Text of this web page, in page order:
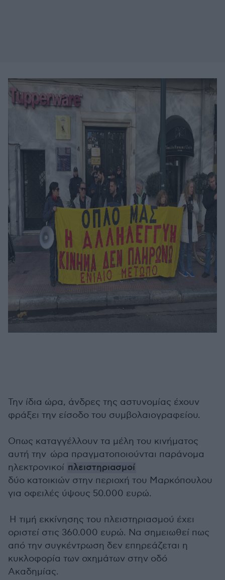
Την ίδια ώρα, άνδρες της αστυνομίας έχουν
φράξει την είσοδο του συμβολαιογραφείου.
Οπως καταγγέλλουν τα μέλη του κινήματος
αυτή την ώρα πραγματοποιούνται παράνομα
ηλεκτρονικοί πλειστηριασμοί
δύο κατοικιών στην περιοχή του Μαρκόπουλου
για οφειλές ύψους 50.000 ευρώ.
Η τιμή εκκίνησης του πλειστηριασμού έχει
οριστεί στις 360.000 ευρώ. Να σημειωθεί πως
από την συγκέντρωση δεν επηρεάζεται η
κυκλοφορία των οχημάτων στην οδό
Ακαδημίας.